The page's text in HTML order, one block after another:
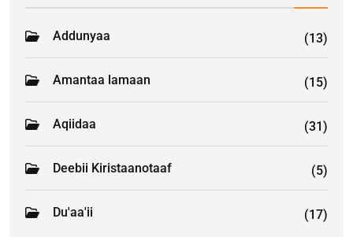
Addunyaa (13)
Amantaa lamaan (15)
Aqiidaa (31)
Deebii Kiristaanotaaf (5)
Du'aa'ii (17)